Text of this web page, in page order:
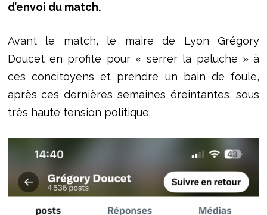
d’envoi du match.
Avant le match, le maire de Lyon Grégory
Doucet en profite pour « serrer la paluche » à
ces concitoyens et prendre un bain de foule,
après ces dernières semaines éreintantes, sous
très haute tension politique.